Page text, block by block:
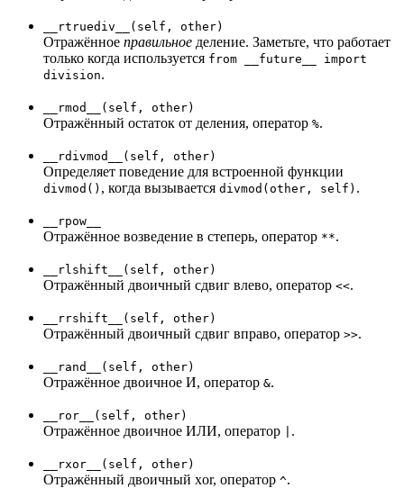
__rtruediv__(self, other)
Отражённое правильное деление. Заметьте, что работает
только когда используется from __future__ import
division.
__rmod__(self, other)
Отражённый остаток от деления, оператор %.
__rdivmod__(self, other)
Определяет поведение для встроенной функции
divmod() , когда вызывается divmod(other, self) .
__rpow__
Отражённое возведение в степерь, оператор **.
__rlshift__(self, other)
Отражённый двоичный сдвиг влево, оператор <<.
__rrshift__(self, other)
Отражённый двоичный сдвиг вправо, оператор >>.
__rand__(self, other)
Отражённое двоичное И, оператор &.
__ror__(self, other)
Отражённое двоичное ИЛИ, оператор .
__rxor__(self, other)
Отражённый двоичный xor, оператор ^.